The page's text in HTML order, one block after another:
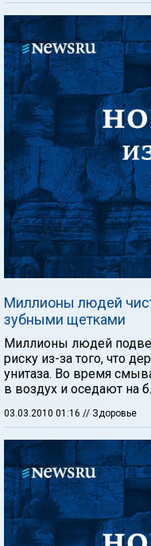
Миллионы людей
зубными щетками
Миллионы людей
риску из-за того, что
унитаза. Во время
в воздух и оседают на
03.03.2010 01:16 // Здоровье